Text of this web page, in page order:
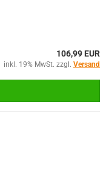
106,99 EUR
inkl. 19% MwSt. zzgl. Versand